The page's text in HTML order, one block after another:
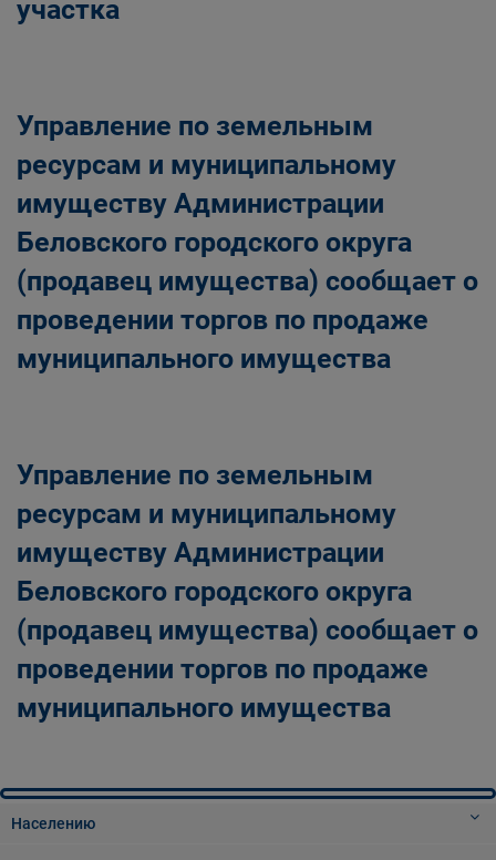
участка
Управление по земельным
ресурсам и муниципальному
имуществу Администрации
Беловского городского округа
(продавец имущества) сообщает о
проведении торгов по продаже
муниципального имущества
Управление по земельным
ресурсам и муниципальному
имуществу Администрации
Беловского городского округа
(продавец имущества) сообщает о
проведении торгов по продаже
муниципального имущества
Населению